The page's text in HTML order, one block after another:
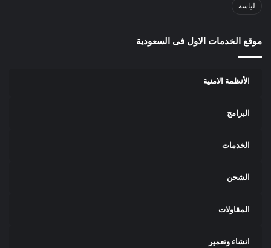
لياسه
موقع الخدمات الاول فى السعودية
الأنظمة الامنية
البرامج
الخدمات
الشحن
المقاولات
انشاء وتعمير